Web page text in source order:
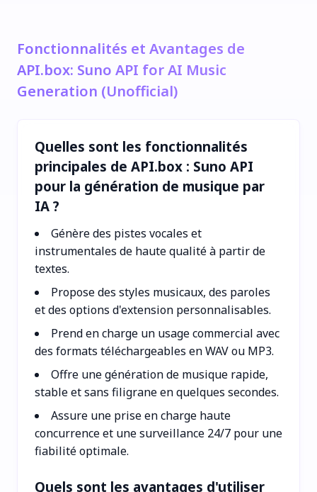
Fonctionnalités et Avantages de
API.box: Suno API for AI Music
Generation (Unofficial)
Quelles sont les fonctionnalités
principales de API.box : Suno API
pour la génération de musique par
IA ?
Génère des pistes vocales et
instrumentales de haute qualité à partir de
textes.
Propose des styles musicaux, des paroles
et des options d'extension personnalisables.
Prend en charge un usage commercial avec
des formats téléchargeables en WAV ou MP3.
Offre une génération de musique rapide,
stable et sans filigrane en quelques secondes.
Assure une prise en charge haute
concurrence et une surveillance 24/7 pour une
fiabilité optimale.
Quels sont les avantages d'utiliser